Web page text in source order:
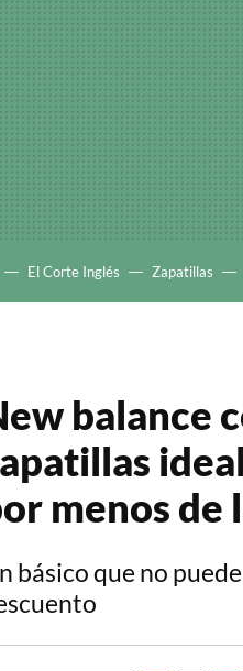
El Corte Inglés Zapatillas
balance
menos de
básico que no